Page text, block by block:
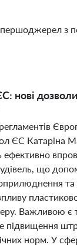
першоджерел з
нові
ЄС Катаріна
ефективно
що
Важливою є
норм. У